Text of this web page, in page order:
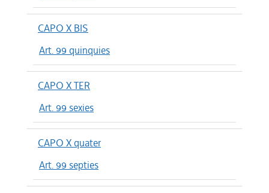
CAPO X BIS
Art. 99 quinquies
CAPO X TER
Art. 99 sexies
CAPO X quater
Art. 99 septies